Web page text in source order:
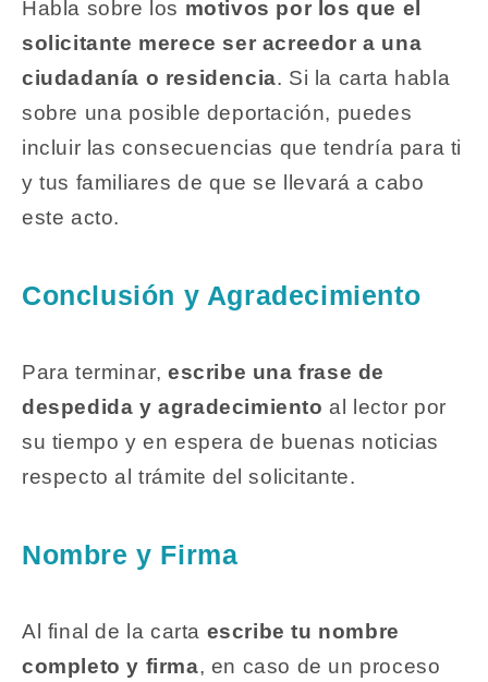
Habla sobre los motivos por los que el
solicitante merece ser acreedor a una
ciudadanía o residencia. Si la carta habla
sobre una posible deportación, puedes
incluir las consecuencias que tendría para ti
y tus familiares de que se llevará a cabo
este acto.
Conclusión y Agradecimiento
Para terminar, escribe una frase de
despedida y agradecimiento al lector por
su tiempo y en espera de buenas noticias
respecto al trámite del solicitante.
Nombre y Firma
Al final de la carta escribe tu nombre
completo y firma, en caso de un proceso